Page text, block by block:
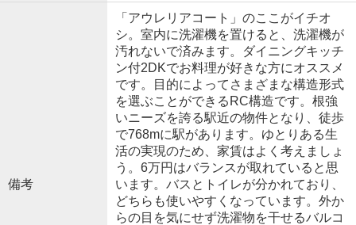
備考
「アウレリアコート」のここがイチオ
シ。室内に洗濯機を置けると、洗濯機が
汚れないで済みます。ダイニングキッチ
ン付2DKでお料理が好きな方にオススメ
です。目的によってさまざまな構造形式
を選ぶことができるRC構造です。根強
いニーズを誇る駅近の物件となり、徒歩
で768mに駅があります。ゆとりある生
活の実現のため、家賃はよく考えましょ
う。6万円はバランスが取れていると思
います。バスとトイレが分かれており、
どちらも使いやすくなっています。外か
らの目を気にせず洗濯物を干せるバルコ